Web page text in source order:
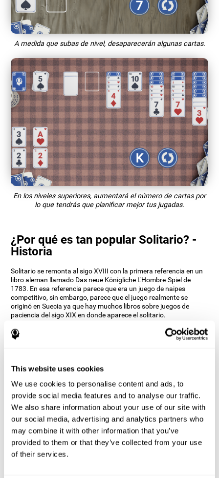
This website uses cookies
We use cookies to personalise content and ads, to
provide social media features and to analyse our traffic.
We also share information about your use of our site with
our social media, advertising and analytics partners who
may combine it with other information that you’ve
provided to them or that they’ve collected from your use
of their services.
A medida que subas de nivel, desaparecerán algunas cartas.
En los niveles superiores, aumentará el número de cartas por
lo que tendrás que planificar mejor tus jugadas.
¿Por qué es tan popular Solitario? -
Historia
Solitario se remonta al sigo XVIII con la primera referencia en un
libro aleman llamado Das neue Königliche L'Hombre-Spiel de
1783. En esa referencia parece que era un juego de naipes
competitivo, sin embargo, parece que el juego realmente se
originó en Suecia ya que hay muchos libros sobre juegos de
paciencia del sigo XIX en donde aparece el solitario.
Existen muchas modalidades de Solitario, la más clásica se
denomina Klondike y es las utilizada en la versión de ordenadores
para entrenar diversas habilidades cogntivas como la memoria a
corto plazo, la planificación y la monitorización.
¿Cómo mejora el juego mental
“Solitario” mis habilidades
cognitivas?
Jugar repetidamente y entrenar constantemente con Solitario de
CogniFit estimula un patrón de activación neuronal específico.
Este patrón ayuda a los circuitos neuronales a reorganizarse y a
recuperar las funciones cognitivas debilitadas o dañadas.